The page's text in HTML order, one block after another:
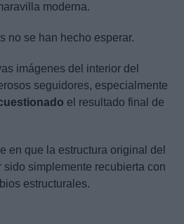
moderna.
no se han hecho esperar.
imágenes del interior del
seguidores, especialmente
el resultado final de
en que la estructura original del
sido simplemente recubierta con
estructurales.